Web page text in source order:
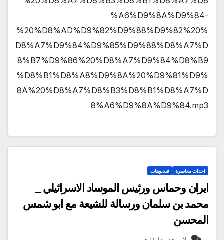
%A6%D9%8A%D9%84-
%20%D8%AD%D9%82%D9%88%D9%82%20%
D8%A7%D9%84%D9%85%D9%88%D8%A7%D
8%B7%D9%86%20%D8%A7%D9%84%D8%B9
%D8%B1%D8%A8%D9%8A%20%D9%81%D9%
8A%20%D8%A7%D8%B3%D8%B1%D8%A7%D
8%A6%D9%8A%D9%84.mp3
احداث معاصرة فيديوهات
ايران وحماس ورئيس الموساد الاسرائيلي _
محمد بن سلمان ورسالة للشيعة مع ابو شمس
المحسن